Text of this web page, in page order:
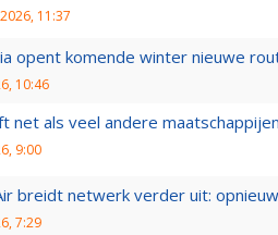
11:37
opent komende winter nieuwe
10:46
net als veel andere
9:00
breidt netwerk verder uit:
7:29